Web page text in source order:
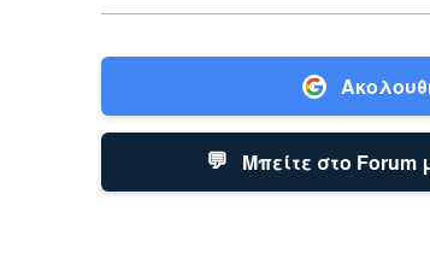
💬 Μπείτε στο Forum